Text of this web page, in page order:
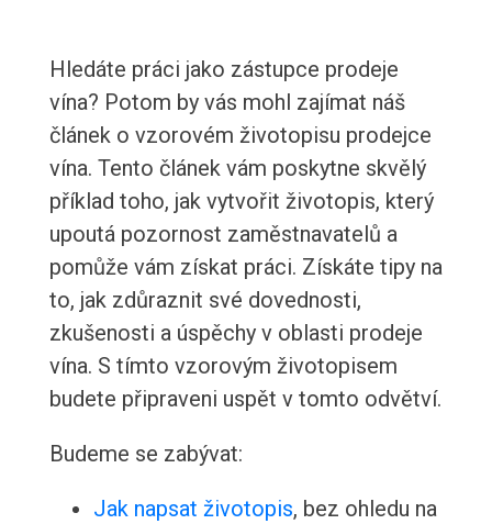
Hledáte práci jako zástupce prodeje
vína? Potom by vás mohl zajímat náš
článek o vzorovém životopisu prodejce
vína. Tento článek vám poskytne skvělý
příklad toho, jak vytvořit životopis, který
upoutá pozornost zaměstnavatelů a
pomůže vám získat práci. Získáte tipy na
to, jak zdůraznit své dovednosti,
zkušenosti a úspěchy v oblasti prodeje
vína. S tímto vzorovým životopisem
budete připraveni uspět v tomto odvětví.
Budeme se zabývat:
Jak napsat životopis, bez ohledu na